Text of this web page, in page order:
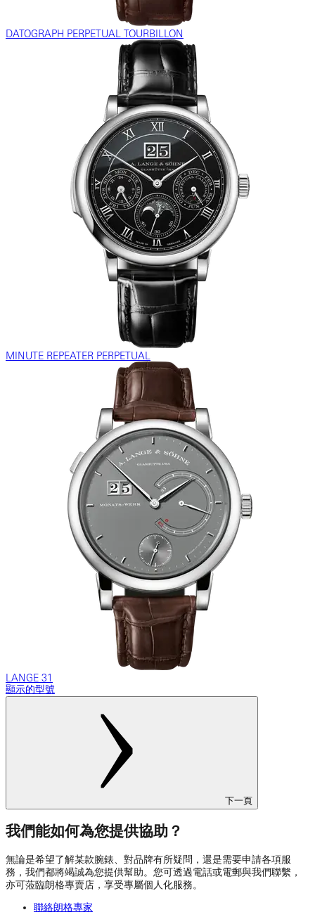
DATOGRAPH PERPETUAL TOURBILLON
MINUTE REPEATER PERPETUAL
LANGE 31
顯示的型號
下一頁
我們能如何為您提供協助？
無論是希望了解某款腕錶、對品牌有所疑問，還是需要申請各項服
務，我們都將竭誠為您提供幫助。您可透過電話或電郵與我們聯繫，
亦可蒞臨朗格專賣店，享受專屬個人化服務。
聯絡朗格專家